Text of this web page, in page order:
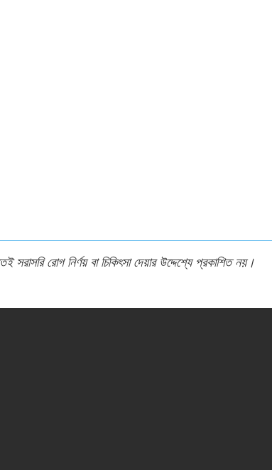
রোগ নির্ণয় বা চিকিৎসা দেয়ার উদ্দেশ্যে প্রকাশিত নয়।